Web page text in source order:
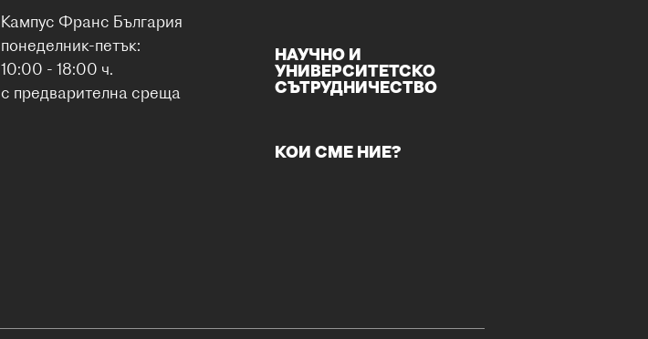
Кампус Франс България
понеделник-петък:
10:00 - 18:00 ч.
с предварителна среща
НАУЧНО И
УНИВЕРСИТЕТСКО
СЪТРУДНИЧЕСТВО
КОИ СМЕ НИЕ?